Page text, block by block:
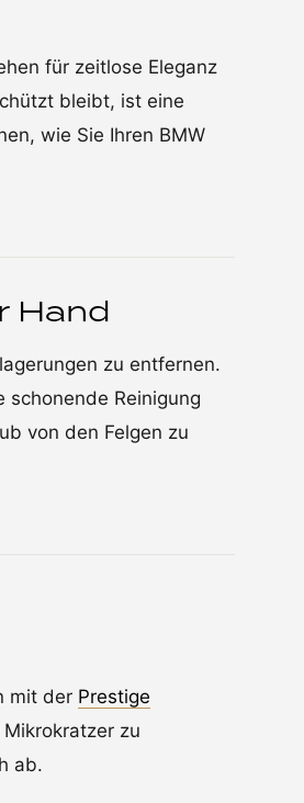
für zeitlose Eleganz
bleibt, ist eine
wie Sie Ihren BMW
Hand
zu entfernen.
schonende Reinigung
von den Felgen zu
mit der Prestige
zu
ab.